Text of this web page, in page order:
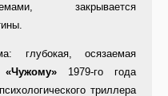
закрывается
глубокая, осязаемая
«Чужому»1979-го года
триллера